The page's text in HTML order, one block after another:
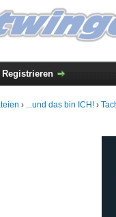
Registrieren
› ...und das bin ICH! ›